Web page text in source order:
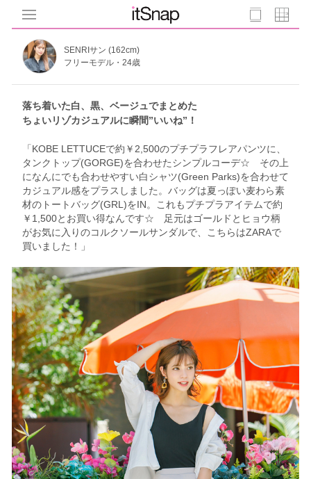
SENRIサン (162cm)
フリーモデル・24歳
落ち着いた白、黒、ベージュでまとめた
ちょいリゾカジュアルに瞬間”いいね”！
「KOBE LETTUCEで約￥2,500のプチプラフレアパンツに、
タンクトップ(GORGE)を合わせたシンプルコーデ☆ その上
になんにでも合わせやすい白シャツ(Green Parks)を合わせて
カジュアル感をプラスしました。バッグは夏っぽい麦わら素
材のトートバッグ(GRL)をIN。これもプチプラアイテムで約
￥1,500とお買い得なんです☆ 足元はゴールドとヒョウ柄
がお気に入りのコルクソールサンダルで、こちらはZARAで
買いました！」